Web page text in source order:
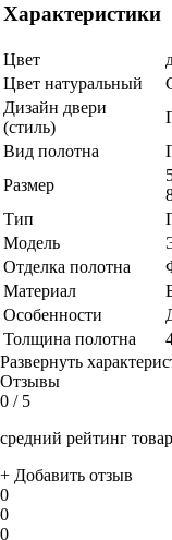
Характеристики
Цвет
Цвет натуральный
Дизайн двери
(стиль)
Вид полотна
Размер
Тип
Модель
Отделка полотна
Материал
Особенности
Толщина полотна
Развернуть
Отзывы
0 / 5
средний рейтинг
+ Добавить отзыв
0
0
0